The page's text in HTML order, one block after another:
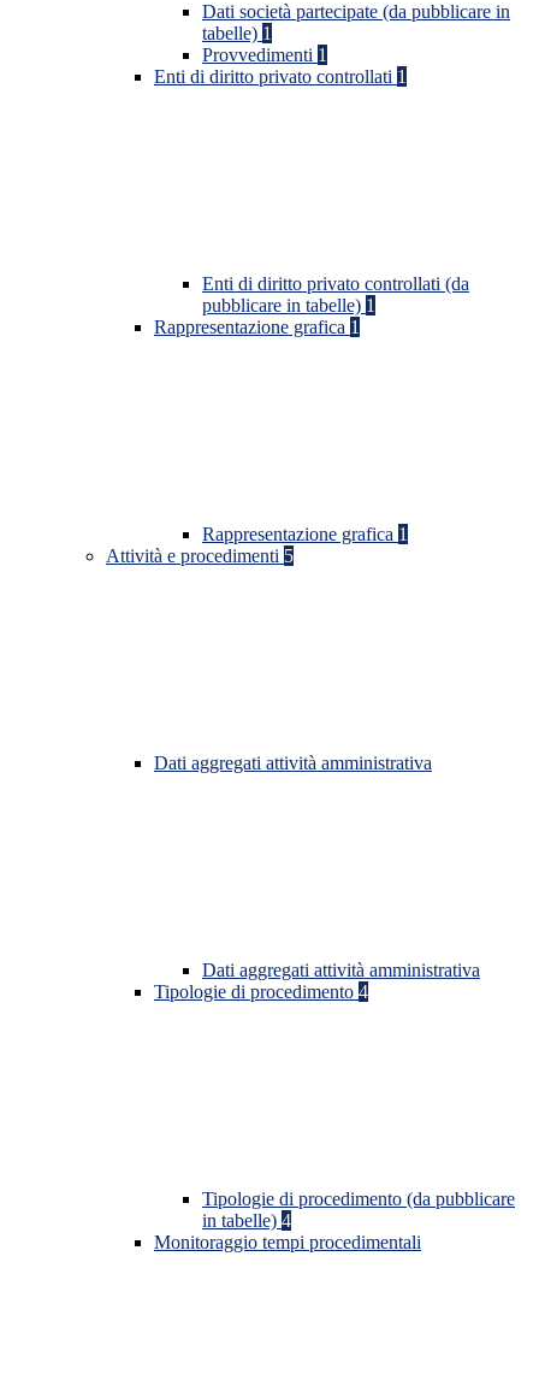
Dati società partecipate (da pubblicare in
tabelle) 1
Provvedimenti 1
Enti di diritto privato controllati 1
Enti di diritto privato controllati (da
pubblicare in tabelle) 1
Rappresentazione grafica 1
Rappresentazione grafica 1
Attività e procedimenti 5
Dati aggregati attività amministrativa
Dati aggregati attività amministrativa
Tipologie di procedimento 4
Tipologie di procedimento (da pubblicare
in tabelle) 4
Monitoraggio tempi procedimentali